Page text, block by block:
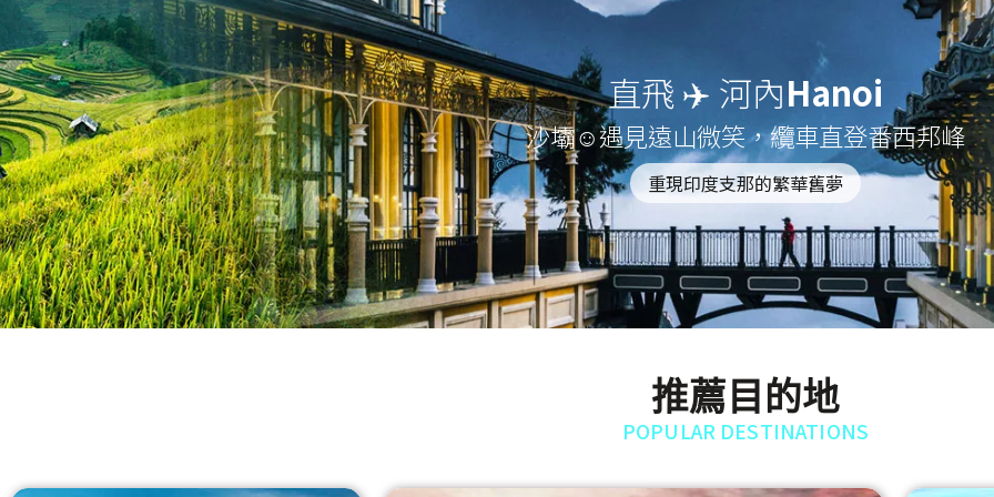
直飛 ✈️ 河內Hanoi
沙壩☺遇見遠山微笑，纜車直登番西邦峰
重現印度支那的繁華舊夢
推薦目的地
POPULAR DESTINATIONS